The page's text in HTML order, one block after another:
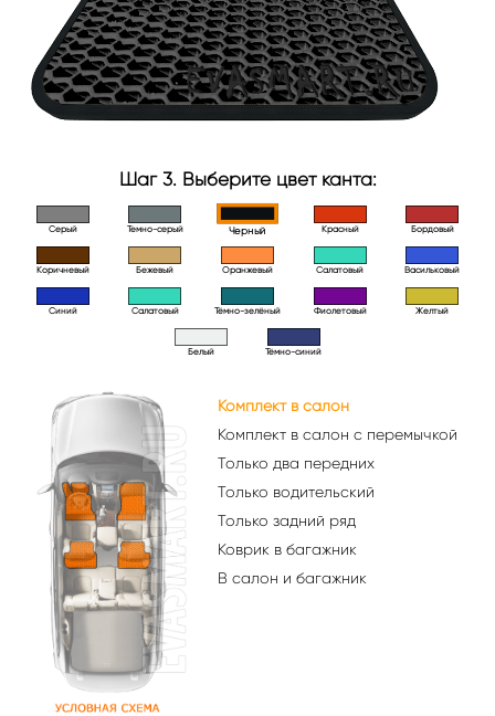
Шаг 3. Выберите цвет канта:
Серый Темно-серый Черный Красный Бордовый
Коричневый Бежевый Оранжевый Салатовый Васильковый
Синий Салатовый Тёмно-зелёный Фиолетовый Желтый
Белый Тёмно-синий
Комплект в салон
Комплект в салон с перемычкой
Только два передних
Только водительский
Только задний ряд
Коврик в багажник
В салон и багажник